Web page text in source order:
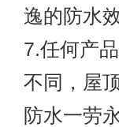
逸的防水效
7.任何产
不同，屋
防水一劳